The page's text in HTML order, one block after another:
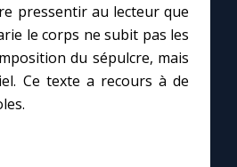
par Marie
pressentir au lecteur que
le corps ne subit pas les
du sépulcre, mais
Ce texte a recours à de